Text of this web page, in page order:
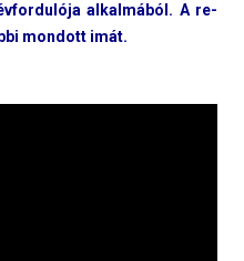
al­kal­mából. A re­
mon­dott imát.